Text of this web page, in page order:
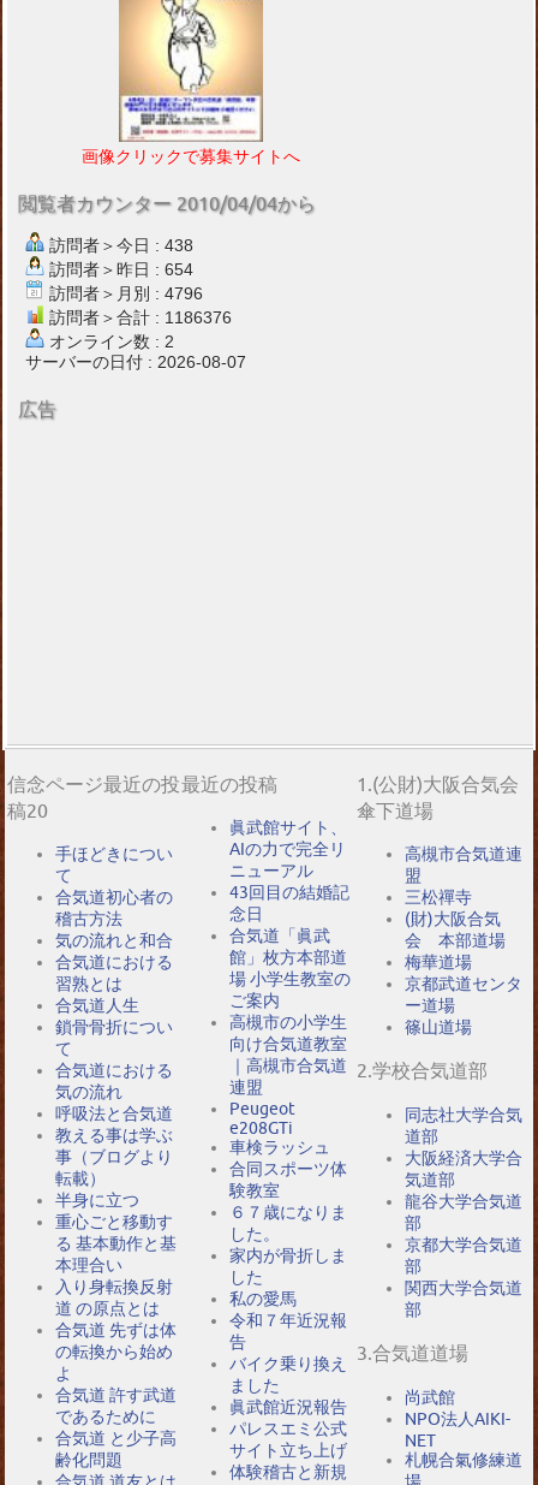
画像クリックで募集サイトへ
閲覧者カウンター 2010/04/04から
訪問者＞今日 : 438
訪問者＞昨日 : 654
訪問者＞月別 : 4796
訪問者＞合計 : 1186376
オンライン数 : 2
サーバーの日付 : 2026-08-07
広告
信念ページ最近の投
稿20
手ほどきについ
て
合気道初心者の
稽古方法
気の流れと和合
合気道における
習熟とは
合気道人生
鎖骨骨折につい
て
合気道における
気の流れ
呼吸法と合気道
教える事は学ぶ
事（ブログより
転載）
半身に立つ
重心ごと移動す
る 基本動作と基
本理合い
入り身転換反射
道 の原点とは
合気道 先ずは体
の転換から始め
よ
合気道 許す武道
であるために
合気道 と少子高
齢化問題
最近の投稿
眞武館サイト、
AIの力で完全リ
ニューアル
43回目の結婚記
念日
合気道「眞武
館」枚方本部道
場 小学生教室の
ご案内
高槻市の小学生
向け合気道教室
｜高槻市合気道
連盟
Peugeot
e208GTi
車検ラッシュ
合同スポーツ体
験教室
６７歳になりま
した。
家内が骨折しま
した
私の愛馬
令和７年近況報
告
バイク乗り換え
ました
眞武館近況報告
パレスエミ公式
サイト立ち上げ
体験稽古と新規
1.(公財)大阪合気会
傘下道場
高槻市合気道連
盟
三松禪寺
(財)大阪合気
会 本部道場
梅華道場
京都武道センタ
ー道場
篠山道場
2.学校合気道部
同志社大学合気
道部
大阪経済大学合
気道部
龍谷大学合気道
部
京都大学合気道
部
関西大学合気道
部
3.合気道道場
尚武館
NPO法人AIKI-
NET
札幌合氣修練道
場